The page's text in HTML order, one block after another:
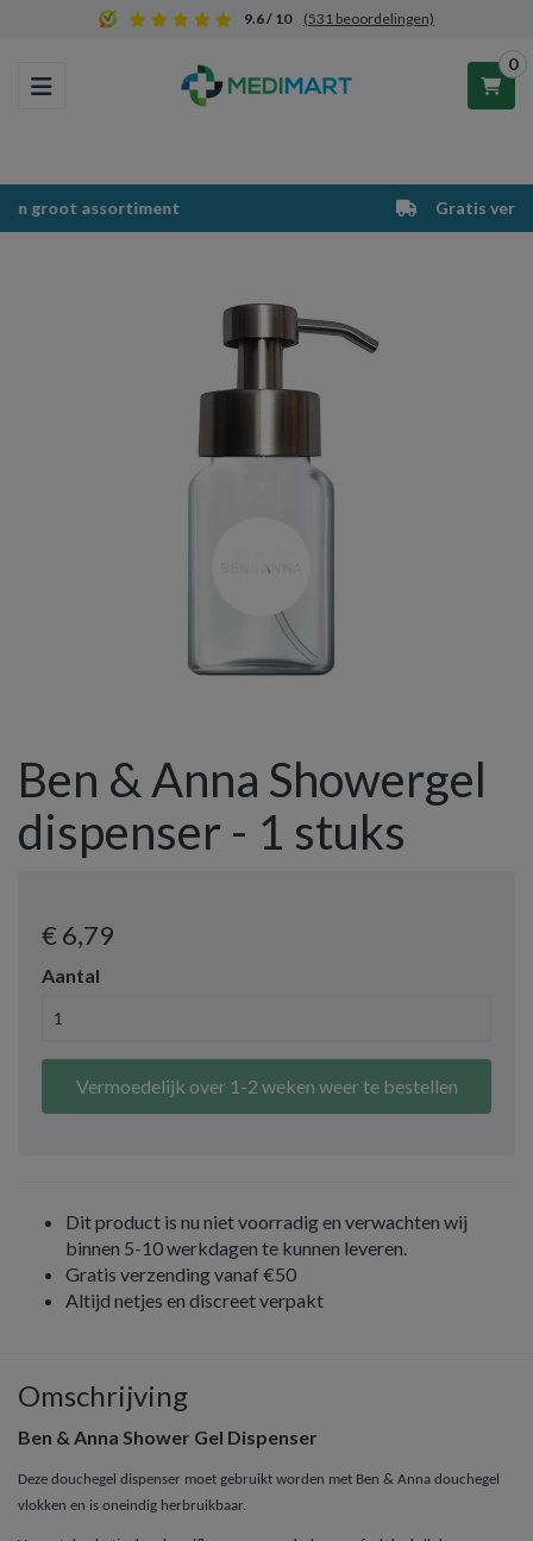
9.6 / 10 (531 beoordelingen)
Toggle navigation
0
Winkelwagen
Vul hem met producten.
Gratis verzending vanaf €50,-
Ben & Anna Showergel
dispenser - 1 stuks
€ 6,79
Aantal
Vermoedelijk over 1-2 weken weer te bestellen
Dit product is nu niet voorradig en verwachten wij
binnen 5-10 werkdagen te kunnen leveren.
Gratis verzending vanaf €50
Altijd netjes en discreet verpakt
Omschrijving
Ben & Anna Shower Gel Dispenser
Deze douchegel dispenser moet gebruikt worden met Ben & Anna douchegel
vlokken en is oneindig herbruikbaar.